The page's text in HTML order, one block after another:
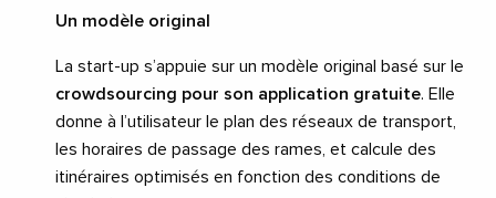
Un modèle original
La start-up s’appuie sur un modèle original basé sur le
crowdsourcing pour son application gratuite. Elle
donne à l’utilisateur le plan des réseaux de transport,
les horaires de passage des rames, et calcule des
itinéraires optimisés en fonction des conditions de